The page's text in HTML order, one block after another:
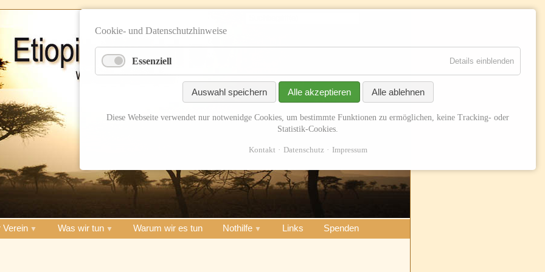
Verein Was wir tun Warum wir es tun Nothilfe Links Spenden
Cookie- und Datenschutzhinweise
Essenziell Details einblenden
Auswahl speichern Alle akzeptieren Alle ablehnen
Diese Webseite verwendet nur notwenidge Cookies, um bestimmte Funktionen zu ermöglichen, keine Tracking- oder
Statistik-Cookies.
Kontakt Datenschutz Impressum